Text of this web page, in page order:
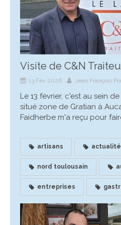
Visite de C&N
13 Fév 2026 Jean François
Le 13 février, c'est au sein
situé zone de Gratian à
Faidherbe m'a reçu pour
artisans actualité
nord toulousain
entreprises